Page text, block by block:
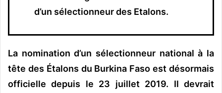
d’un sélectionneur des Etalons.
La nomination d’un sélectionneur national à la
tête des Étalons du Burkina Faso est désormais
officielle depuis le 23 juillet 2019. Il devrait